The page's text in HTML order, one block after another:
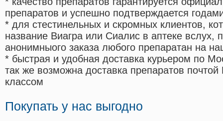
препаратов и успешно подтверждается
* для стестинельных и скромных клиентов,
название Виагра или Сиалис в аптеке вслух,
анонимныого заказа любого препаратан на
* быстрая и удобная доставка курьером по
так же возможна доставка препаратов
классом
Покупать у нас выгодно